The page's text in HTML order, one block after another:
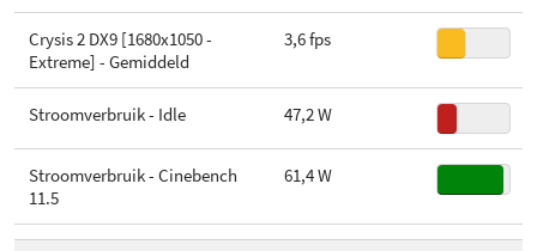
Crysis 2 DX9 [1680x1050 -
Extreme] - Gemiddeld
3,6 fps
Stroomverbruik - Idle 47,2 W
Stroomverbruik - Cinebench
11.5
61,4 W